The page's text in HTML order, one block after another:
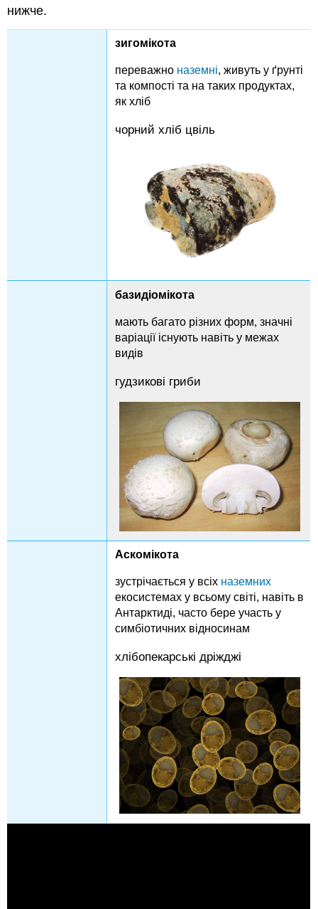
нижче.
зигомікота
переважно наземні, живуть у ґрунті
та компості та на таких продуктах,
як хліб
чорний хліб цвіль
базидіомікота
мають багато різних форм, значні
варіації існують навіть у межах
видів
гудзикові гриби
Аскомікота
зустрічається у всіх наземних
екосистемах у всьому світі, навіть в
Антарктиді, часто бере участь у
симбіотичних відносинам
хлібопекарські дріжджі